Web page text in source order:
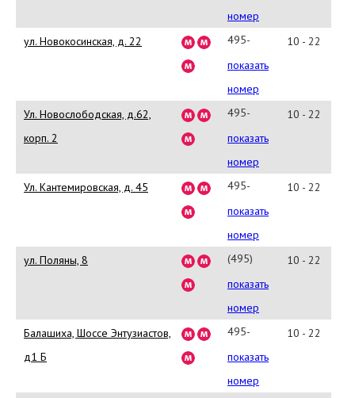
16
номер
ул. Новокосинская, д. 22
495-
780-
80-
76
показать
номер
10 - 22
Ул. Новослободская, д.62,
корп. 2
495-
973-
97-
04
показать
номер
10 - 22
Ул. Кантемировская, д. 45
495-
324-
02-
49
показать
номер
10 - 22
ул. Поляны, 8
(495)988-
11-
20
показать
номер
10 - 22
Балашиха, Шоссе Энтузиастов,
д1 Б
495-
287-
98-
показать
номер
10 - 22